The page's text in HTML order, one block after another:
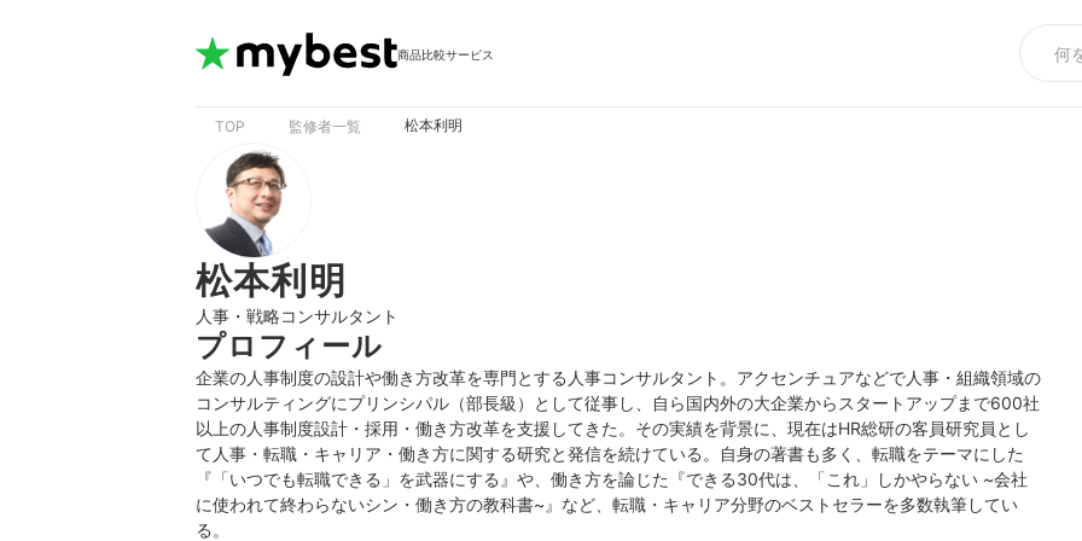
商品比較サービス
TOP 監修者一覧 松本利明
松本利明
人事・戦略コンサルタント
プロフィール
企業の人事制度の設計や働き方改革を専門とする人事コンサルタント。アクセンチュアなどで人事・組織領域の
コンサルティングにプリンシパル（部長級）として従事し、自ら国内外の大企業からスタートアップまで600社
以上の人事制度設計・採用・働き方改革を支援してきた。その実績を背景に、現在はHR総研の客員研究員とし
て人事・転職・キャリア・働き方に関する研究と発信を続けている。自身の著書も多く、転職をテーマにした
『「いつでも転職できる」を武器にする』や、働き方を論じた『できる30代は、「これ」しかやらない ~会社
に使われて終わらないシン・働き方の教科書~』など、転職・キャリア分野のベストセラーを多数執筆してい
る。